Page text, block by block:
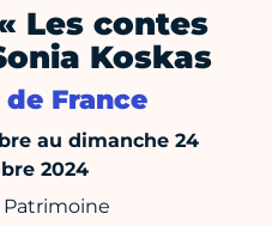
Les contes
Koskas
France
au dimanche 24
2024